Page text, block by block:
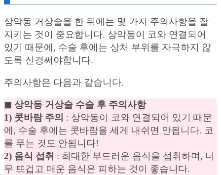
상악동 거상술을 한 뒤에는 몇 가지 주의사항을 잘
지키는 것이 중요합니다. 상악동이 코와 연결되어
있기 때문에, 수술 후에는 상처 부위를 자극하지 않
도록 신경써야합니다.
주의사항은 다음과 같습니다.
◼︎ 상악동 거상술 수술 후 주의사항
1) 콧바람 주의 : 상악동이 코와 연결되어 있기 때문
에, 수술 후에는 콧바람을 세게 내쉬면 안됩니다. 코
를 푸는 것도 안됩니다!
2) 음식 섭취 : 최대한 부드러운 음식을 섭취하며, 너
무 뜨겁고 매운 음식은 피하는 것이 좋습니다.